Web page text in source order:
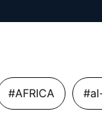
#AFRICA